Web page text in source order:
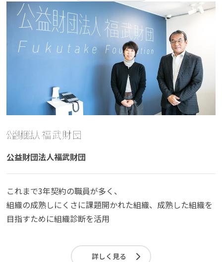
公益財団法人福武財団
これまで3年契約の職員が多く、
組織の成熟しにくさに課題開かれた組織、成熟した組織を
目指すために組織診断を活用
詳しく見る